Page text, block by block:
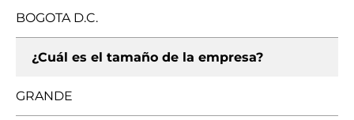
BOGOTA D.C.
¿Cuál es el tamaño de la empresa?
GRANDE